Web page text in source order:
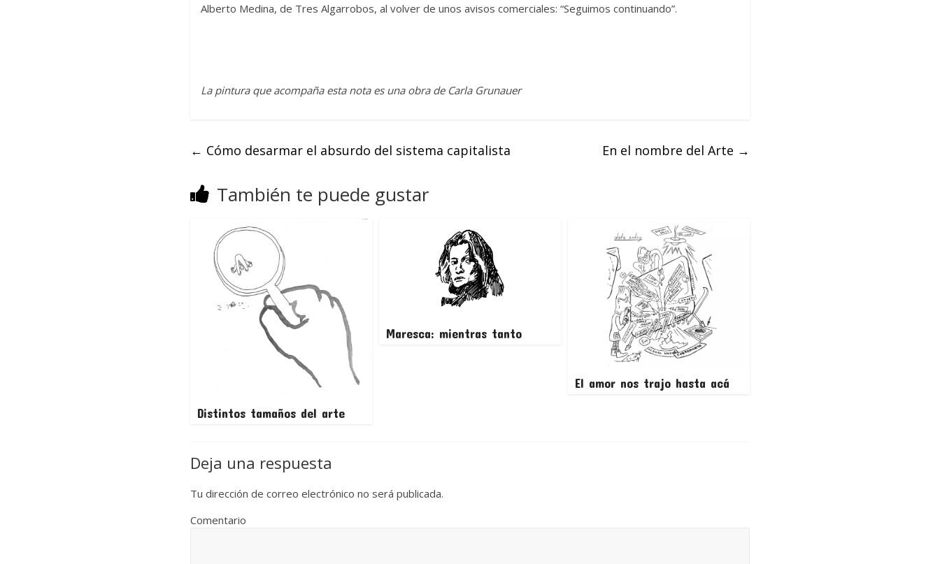
Alberto Medina, de Tres Algarrobos, al volver de unos avisos comerciales: “Seguimos continuando”.
La pintura que acompaña esta nota es una obra de Carla Grunauer
← Cómo desarmar el absurdo del sistema capitalista En el nombre del Arte →
También te puede gustar
Distintos tamaños del arte
Maresca: mientras tanto
El amor nos trajo hasta acá
Deja una respuesta
Tu dirección de correo electrónico no será publicada.
Comentario